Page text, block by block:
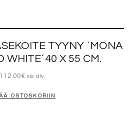
TYYNY `MONA
WHITE´40 X 55 CM.
112.00€ sis. alv.
OSTOSKORIIN